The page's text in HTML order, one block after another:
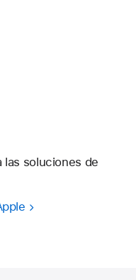
las soluciones de